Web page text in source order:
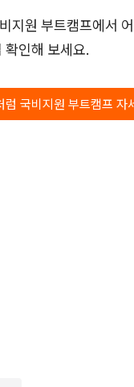
지원 부트캠프에서
확인해 보세요.
럼 국비지원 부트캠프 자